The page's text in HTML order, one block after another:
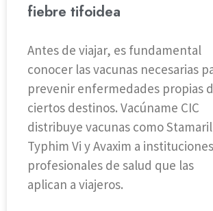
fiebre tifoidea
Antes de viajar, es fundamental
conocer las vacunas necesarias
prevenir enfermedades propias
ciertos destinos. Vacúname CIC
distribuye vacunas como
Typhim Vi y Avaxim a
profesionales de salud que las
aplican a viajeros.